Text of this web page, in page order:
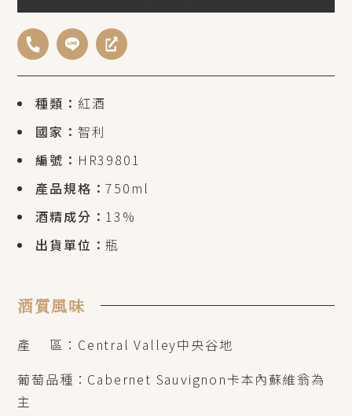
種類： 紅酒
國家： 智利
編號： HR39801
產品規格：750ml
酒精成分： 13%
出貨單位：瓶
酒質風味
產 區：Central Valley中央谷地
葡萄品種：Cabernet Sauvignon卡本內蘇維翁為
主